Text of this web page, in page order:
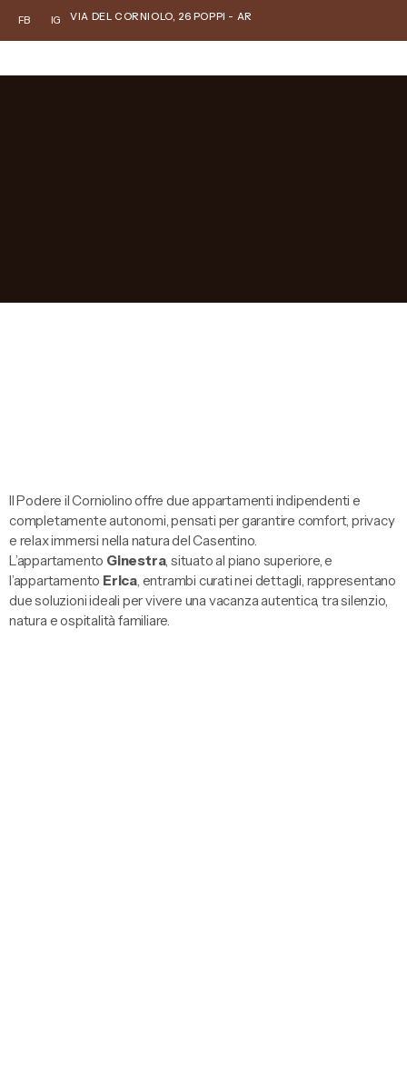
FB IG VIA DEL CORNIOLO, 26 POPPI - AR
Il Podere il Corniolino offre due appartamenti indipendenti e
completamente autonomi, pensati per garantire comfort, privacy
e relax immersi nella natura del Casentino.
L’appartamento Ginestra, situato al piano superiore, e
l’appartamento Erica, entrambi curati nei dettagli, rappresentano
due soluzioni ideali per vivere una vacanza autentica, tra silenzio,
natura e ospitalità familiare.